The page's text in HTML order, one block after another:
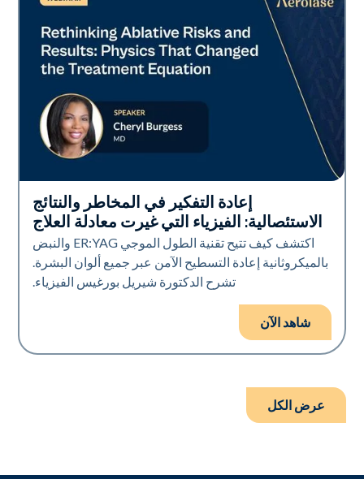
إعادة التفكير في المخاطر والنتائج
الاستئصالية: الفيزياء التي غيرت معادلة العلاج
اكتشف كيف تتيح تقنية الطول الموجي ER:YAG والنبض
بالميكروثانية إعادة التسطيح الآمن عبر جميع ألوان البشرة.
تشرح الدكتورة شيريل بورغيس الفيزياء.
شاهد الآن
عرض الكل